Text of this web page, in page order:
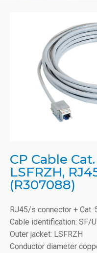
CP Cable
LSFRZH,
(R307088)
RJ45/s connector + Cat.
Cable identification: SF/
Outer jacket: LSFRZH
Conductor diameter